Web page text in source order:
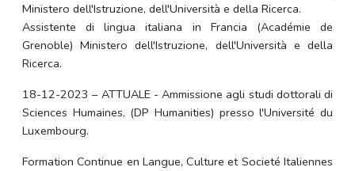
Ministero dell'Istruzione, dell'Università e della Ricerca.
Assistente di lingua italiana in Francia (Académie de
Grenoble) Ministero dell'Istruzione, dell'Università e della
Ricerca.
18-12-2023 – ATTUALE - Ammissione agli studi dottorali di
Sciences Humaines, (DP Humanities) presso l'Université du
Luxembourg.
Formation Continue en Langue, Culture et Societé Italiennes